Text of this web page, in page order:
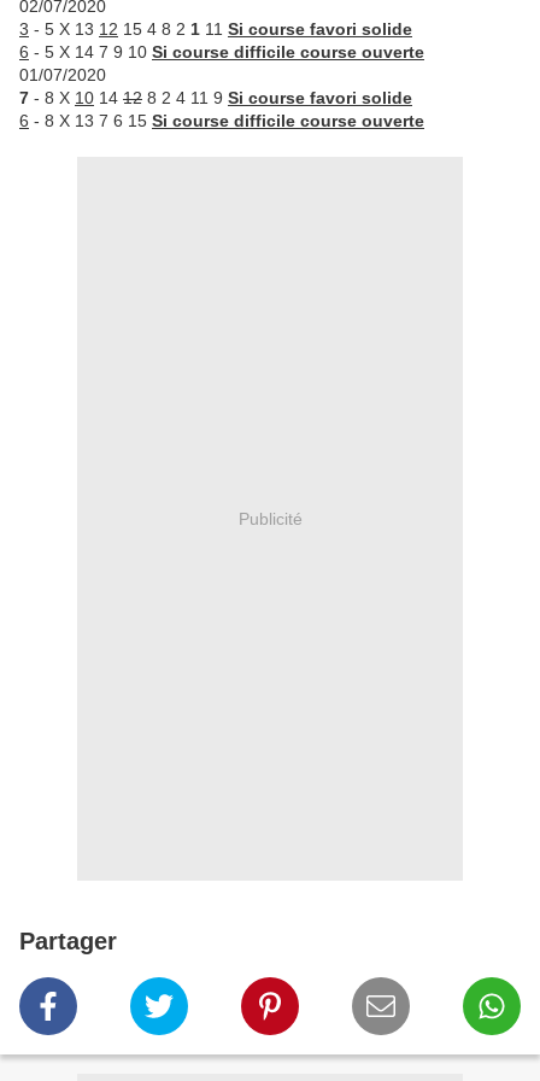
02/07/2020
3 - 5 X 13 12 15 4 8 2 1 11 Si course favori solide
6 - 5 X 14 7 9 10 Si course difficile course ouverte
01/07/2020
7 - 8 X 10 14 12 8 2 4 11 9 Si course favori solide
6 - 8 X 13 7 6 15 Si course difficile course ouverte
Publicité
Partager